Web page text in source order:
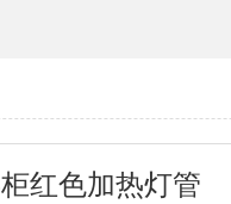
红色加热灯管